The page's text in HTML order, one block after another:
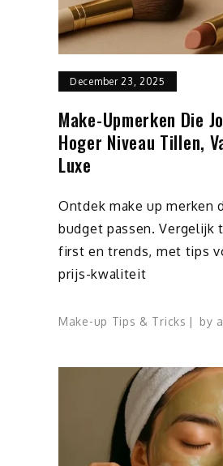
December 23, 2025
Make-Upmerken Die
Hoger Niveau Tillen,
Luxe
Ontdek make up merken
budget passen. Vergelijk
first en trends, met tips
prijs-kwaliteit
Make-up Tips & Tricks by